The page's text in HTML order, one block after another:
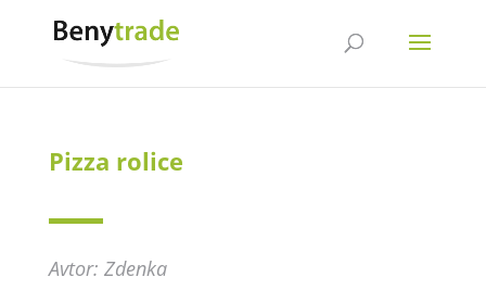
Pizza rolice
Avtor: Zdenka